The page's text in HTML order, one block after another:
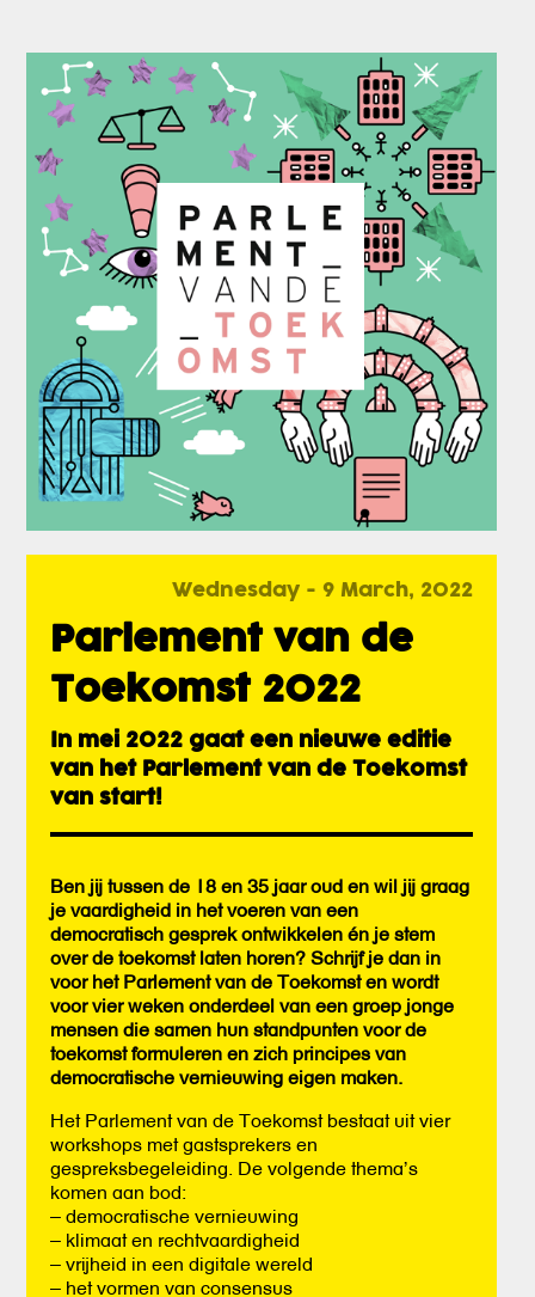
Wednesday - 9 March, 2022
Parlement van de
Toekomst 2022
In mei 2022 gaat een nieuwe editie
van het Parlement van de Toekomst
van start!
Ben jij tussen de 18 en 35 jaar oud en wil jij graag
je vaardigheid in het voeren van een
democratisch gesprek ontwikkelen én je stem
over de toekomst laten horen? Schrijf je dan in
voor het Parlement van de Toekomst en wordt
voor vier weken onderdeel van een groep jonge
mensen die samen hun standpunten voor de
toekomst formuleren en zich principes van
democratische vernieuwing eigen maken.
Het Parlement van de Toekomst bestaat uit vier
workshops met gastsprekers en
gespreksbegeleiding. De volgende thema’s
komen aan bod:
– democratische vernieuwing
– klimaat en rechtvaardigheid
– vrijheid in een digitale wereld
– het vormen van consensus